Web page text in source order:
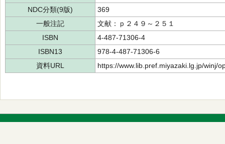
NDC分類(9版)
369
一般注記
文献：ｐ２４９～２５１
ISBN
4-487-71306-4
ISBN13
978-4-487-71306-6
資料URL
https://www.lib.pref.miyazaki.lg.jp/winj/